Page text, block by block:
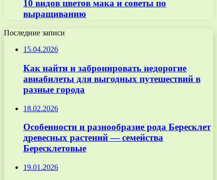
10 видов цветов мака и советы по
выращиванию
Последние записи
15.04.2026
Как найти и забронировать недорогие
авиабилеты для выгодных путешествий в
разные города
18.02.2026
Особенности и разнообразие рода Бересклет
древесных растений — семейства
Бересклетовые
19.01.2026